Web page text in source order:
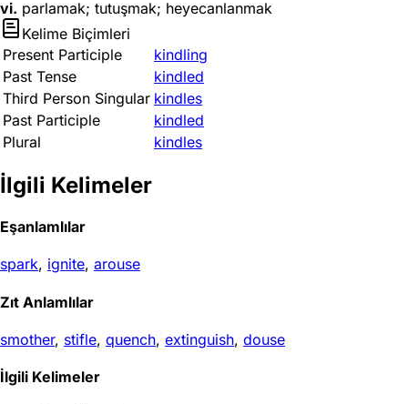
vi. parlamak; tutuşmak; heyecanlanmak
Kelime Biçimleri
Present Participle
kindling
Past Tense
kindled
Third Person Singular kindles
Past Participle
kindled
Plural
kindles
İlgili Kelimeler
Eşanlamlılar
spark, ignite, arouse
Zıt Anlamlılar
smother, stifle, quench, extinguish, douse
İlgili Kelimeler